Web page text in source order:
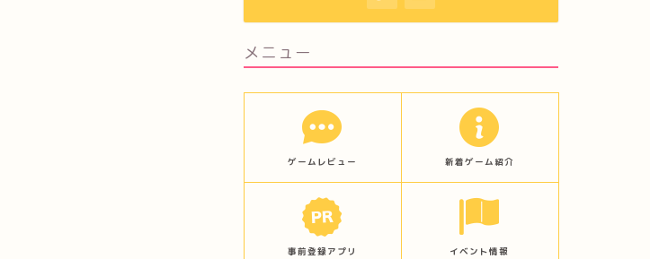
メニュー
ゲームレビュー 新着ゲーム紹介
事前登録アプリ イベント情報